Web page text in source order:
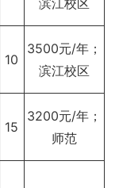
滨江校区
10
3500元/年；
滨江校区
15
3200元/年；
师范